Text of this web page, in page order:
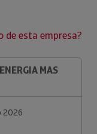
de esta empresa?
MAS
2026